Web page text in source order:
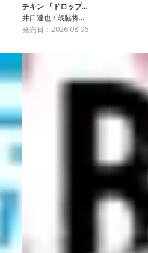
チキン 「ドロップ…
井口達也 / 歳脇将…
発売日：2026.08.06